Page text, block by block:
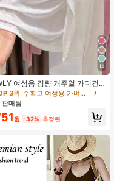
14
여성용 경량 캐주얼 가디건,
3위
수확고 여성용 가벼운 카디건
매됨
원 -32% 추정된